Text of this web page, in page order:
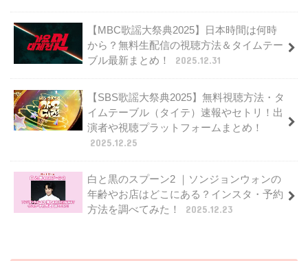
【MBC歌謡大祭典2025】日本時間は何時
から？無料生配信の視聴方法＆タイムテー
ブル最新まとめ！
2025.12.31
【SBS歌謡大祭典2025】無料視聴方法・タ
イムテーブル（タイテ）速報やセトリ！出
演者や視聴プラットフォームまとめ！
2025.12.25
白と黒のスプーン2 ｜ソンジョンウォンの
年齢やお店はどこにある？インスタ・予約
方法を調べてみた！
2025.12.23